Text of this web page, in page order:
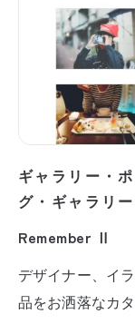
ギャラリー・
グ・ギャラリー
Remember Ⅱ
デザイナー、イ
品をお洒落なカ